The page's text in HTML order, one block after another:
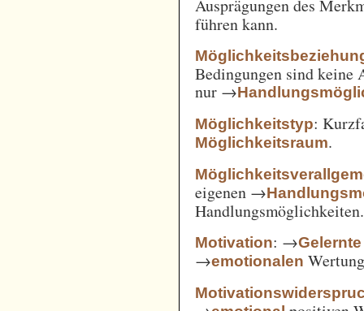
Ausprägungen des
führen kann.
Bedingungen sind keine
nur →
Möglichkeitstyp:
Möglichkeitsraum.
eigenen →
Handlungsmöglichkeiten.
Motivation: →Gelernte
→emotionalen